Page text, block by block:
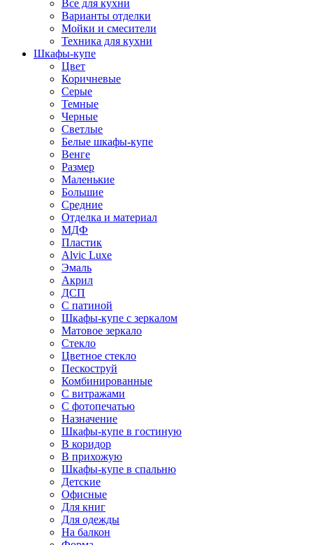
Все для кухни
Варианты отделки
Мойки и смесители
Техника для кухни
Шкафы-купе
Цвет
Коричневые
Серые
Темные
Черные
Светлые
Белые шкафы-купе
Венге
Размер
Маленькие
Большие
Средние
Отделка и материал
МДФ
Пластик
Alvic Luxe
Эмаль
Акрил
ДСП
С патиной
Шкафы-купе с зеркалом
Матовое зеркало
Стекло
Цветное стекло
Пескоструй
Комбинированные
С витражами
С фотопечатью
Назначение
Шкафы-купе в гостиную
В коридор
В прихожую
Шкафы-купе в спальню
Детские
Офисные
Для книг
Для одежды
На балкон